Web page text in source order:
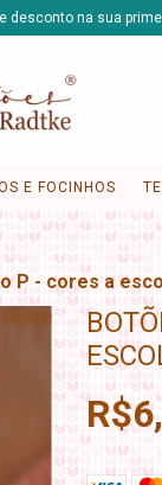
desconto na sua
E FOCINHOS
P - cores a